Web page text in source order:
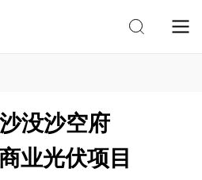
没沙空府
业光伏项目